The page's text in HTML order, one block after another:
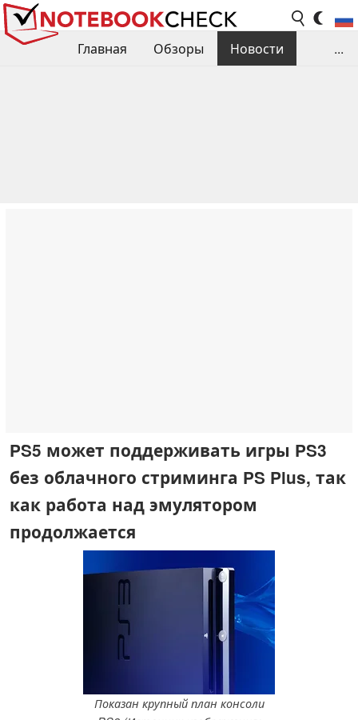
Главная Обзоры
Новости
...
PS5 может поддерживать игры PS3
без облачного стриминга PS Plus, так
как работа над эмулятором
продолжается
Показан крупный план консоли